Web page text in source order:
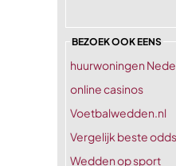
BEZOEK OOK EENS
huurwoningen
online casinos
Voetbalwedden.nl
Vergelijk beste odds
Wedden op sport